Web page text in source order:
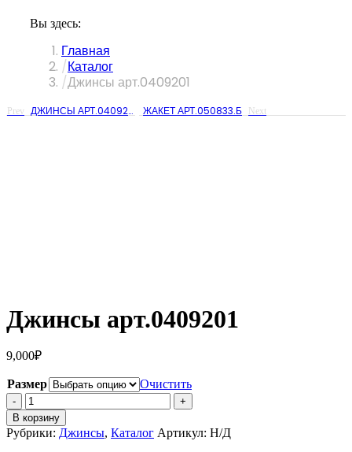
Вы здесь:
Главная
Каталог
Джинсы арт.0409201
Prev ДЖИНСЫ АРТ.04092288 ЖАКЕТ АРТ.050833.Б Next
Джинсы арт.0409201
9,000₽
Размер
Очистить
Количество
Джинсы
арт.0409201
В корзину
Рубрики: Джинсы, Каталог Артикул: Н/Д